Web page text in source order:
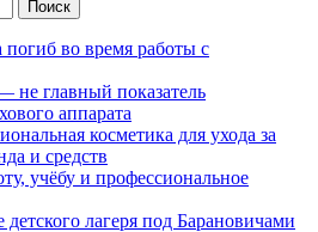
во время работы с
не главный показатель
аппарата
косметика для ухода за
и средств
учёбу и профессиональное
лагеря под Барановичами